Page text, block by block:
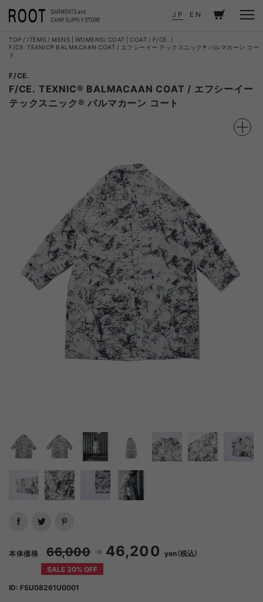
JP EN
TOP ITEMS MENS WOMENS COAT COAT
F/CE.
F/CE. TEXNIC® BALMACAAN COAT / エフシーイー テックスニック® バルマカーン コー
ト
F/CE.
F/CE. TEXNIC® BALMACAAN COAT / エフシーイー
テックスニック® バルマカーン コート
本体価格 66,000 46,200yen（税込）
SALE 30% OFF
ID: FSU08261U0001